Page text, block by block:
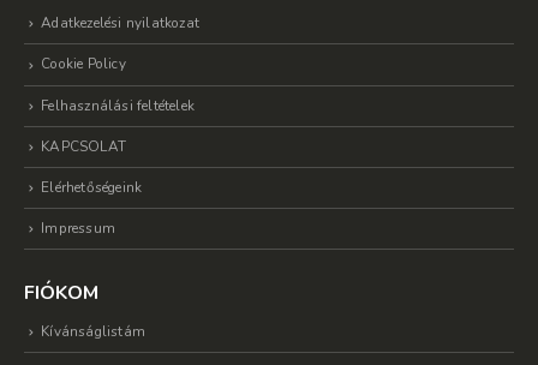
Adatkezelési nyilatkozat
Cookie Policy
Felhasználási feltételek
KAPCSOLAT
Elérhetőségeink
Impressum
FIÓKOM
Kívánságlistám